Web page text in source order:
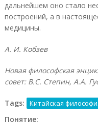
дальнейшем оно стало
построений, а в
медицины.
А. И. Кобзев
Новая философская
совет: В.С. Степин, А.А.
Tags: Китайская
Понятие: